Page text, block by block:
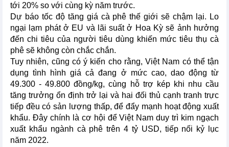
tới 20% so với cùng kỳ năm trước.
Dự báo tốc độ tăng giá cà phê thế giới sẽ chậm lại. Lo
ngại lạm phát ở EU và lãi suất ở Hoa Kỳ sẽ ảnh hưởng
đến chi tiêu của người tiêu dùng khiến mức tiêu thụ cà
phê sẽ không còn chắc chắn.
Tuy nhiên, cũng có ý kiến cho rằng, Việt Nam có thể tận
dụng tình hình giá cả đang ở mức cao, dao động từ
49.300 - 49.800 đồng/kg, cùng hỗ trợ kép khi nhu cầu
tăng trưởng ổn định trở lại và hai đối thủ cạnh tranh trực
tiếp đều có sản lượng thấp, để đẩy mạnh hoạt động xuất
khẩu. Đây chính là cơ hội để Việt Nam duy trì kim ngạch
xuất khẩu ngành cà phê trên 4 tỷ USD, tiếp nối kỷ lục
năm 2022.